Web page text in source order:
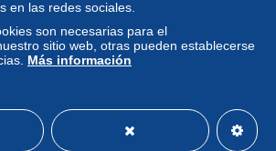
pago:
se realizan a través de la página web
las posibilidades ofrecidas por el
utilizar
PayPal
tarjeta de
o realizar una transferencia a su saldo.
en las redes sociales.
son necesarias para el
sitio web, otras pueden establecerse
Más información